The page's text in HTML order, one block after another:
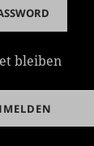
bleiben